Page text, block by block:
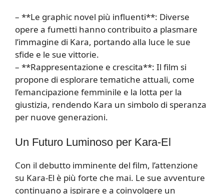
– **Le graphic novel più influenti**: Diverse
opere a fumetti hanno contribuito a plasmare
l’immagine di Kara, portando alla luce le sue
sfide e le sue vittorie.
– **Rappresentazione e crescita**: Il film si
propone di esplorare tematiche attuali, come
l’emancipazione femminile e la lotta per la
giustizia, rendendo Kara un simbolo di speranza
per nuove generazioni.
Un Futuro Luminoso per Kara-El
Con il debutto imminente del film, l’attenzione
su Kara-El è più forte che mai. Le sue avventure
continuano a ispirare e a coinvolgere un